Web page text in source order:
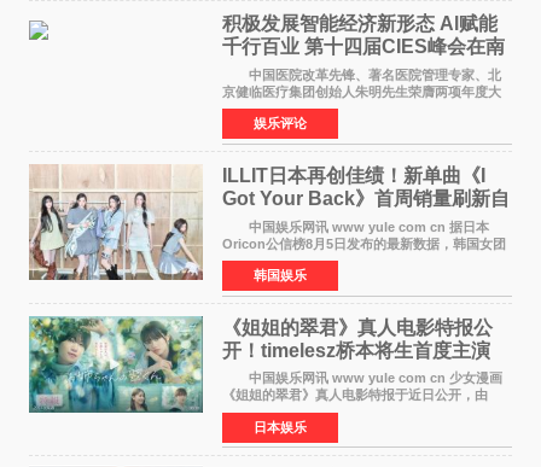
积极发展智能经济新形态 Al赋能
千行百业 第十四届CIES峰会在南
京盛大召开
中国医院改革先锋、著名医院管理专家、北
京健临医疗集团创始人朱明先生荣膺两项年度大
奖 2026年7月31日，盛夏金陵，长江之畔，
以重落地·真务实·强链接为主题的2026&lsquo;人
工智能+&rsquo
娱乐评论
ILLIT日本再创佳绩！新单曲《I
Got Your Back》首周销量刷新自
身纪录
中国娱乐网讯 www yule com cn 据日本
Oricon公信榜8月5日发布的最新数据，韩国女团
ILLIT在日本发行的第二张单曲《I Got Your
Back》首周销量达到71,009张，成功跻身最新一
期周单曲排行
韩国娱乐
《姐姐的翠君》真人电影特报公
开！timelesz桥本将生首度主演
12月4日上映
中国娱乐网讯 www yule com cn 少女漫画
《姐姐的翠君》真人电影特报于近日公开，由
timelesz成员桥本将生担任主演，这也是他首次
担任电影主演，引发高度关注。 女高中生咲
苗翠（中岛瑠菜
日本娱乐